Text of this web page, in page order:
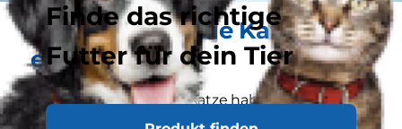
Finde das richtige
Futter für dein Tier
So stellen Sie die Katzen
einander vor
Wenn Sie bereits eine Katze haben, kann es
sein, dass die „Alteingesessene“ versucht, ihr